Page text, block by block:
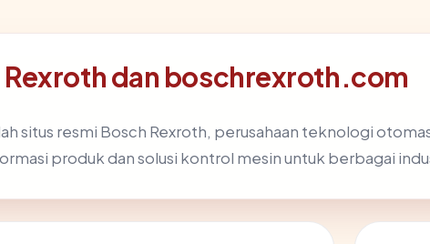
Rexroth dan boschrexroth.com
situs resmi Bosch Rexroth, perusahaan teknologi
produk dan solusi kontrol mesin untuk berbagai